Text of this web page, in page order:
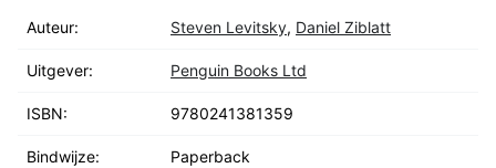
Auteur: Steven Levitsky, Daniel Ziblatt
Uitgever: Penguin Books Ltd
ISBN: 9780241381359
Bindwijze: Paperback